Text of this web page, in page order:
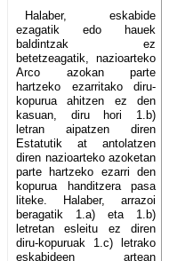
Halaber, eskabide
ezagatik edo hauek
baldintzak ez
betetzeagatik, nazioarteko
Arco azokan parte
hartzeko ezarritako diru-
kopurua ahitzen ez den
kasuan, diru hori 1.b)
letran aipatzen diren
Estatutik at antolatzen
diren nazioarteko azoketan
parte hartzeko ezarri den
kopurua handitzera pasa
liteke. Halaber, arrazoi
beragatik 1.a) eta 1.b)
letretan esleitu ez diren
diru-kopuruak 1.c) letrako
eskabideen artean